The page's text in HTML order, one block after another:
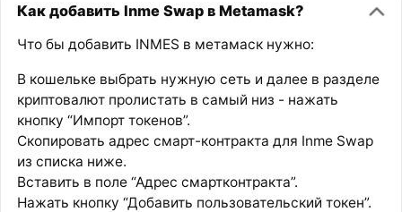
Как добавить Inme Swap в Metamask?
Что бы добавить INMES в метамаск нужно:
В кошельке выбрать нужную сеть и далее в разделе
криптовалют пролистать в самый низ - нажать
кнопку “Импорт токенов”.
Скопировать адрес смарт-контракта для Inme Swap
из списка ниже.
Вставить в поле “Адрес смартконтракта”.
Нажать кнопку “Добавить пользовательский токен”.